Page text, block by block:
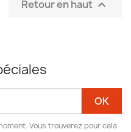
Retour en haut 
Vous trouverez pour cela